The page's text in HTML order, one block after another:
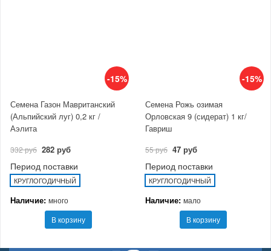
-15%
Семена Газон Мавританский
(Альпийский луг) 0,2 кг /
Аэлита
332 руб 282 руб
Период поставки
КРУГЛОГОДИЧНЫЙ
Наличие: много
В корзину
-15%
Семена Рожь озимая
Орловская 9 (сидерат) 1 кг/
Гавриш
55 руб 47 руб
Период поставки
КРУГЛОГОДИЧНЫЙ
Наличие: мало
В корзину